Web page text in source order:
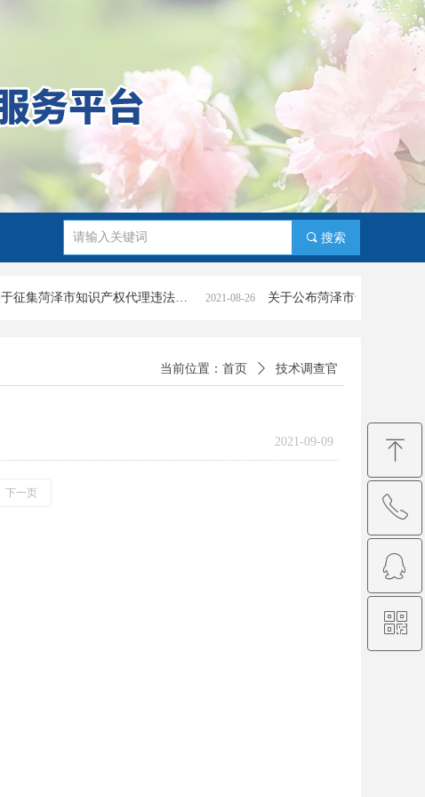
끠 搜索
2021-08-26
关于征集菏泽市知识产权代理违法违规行为线索的公告
2021-09-09
下一页
当前位置： 首页 ꄲ 技术调查官
ꁸ
回到顶部
ꂅ
0530-5267018
ꁗ
QQ客服
ꀥ